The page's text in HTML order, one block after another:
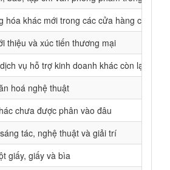
hóa khác mới trong các cửa hàng chuyên
thiệu và xúc tiến thương mại
vụ hỗ trợ kinh doanh khác còn lại
hoá nghệ thuật
chưa được phân vào đâu
tác, nghệ thuật và giải trí
giấy, giấy và bìa